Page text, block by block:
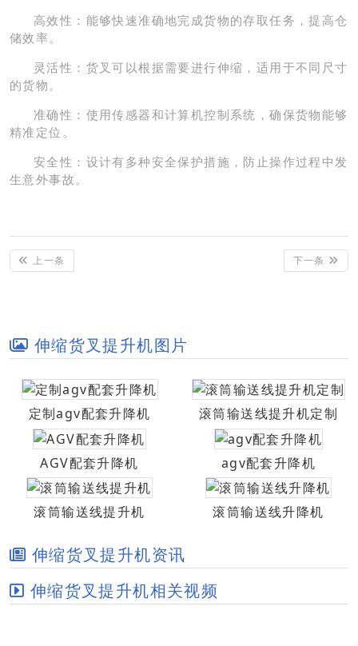
高效性：能够快速准确地完成货物的存取任务，提高仓
储效率。
灵活性：货叉可以根据需要进行伸缩，适用于不同尺寸
的货物。
准确性：使用传感器和计算机控制系统，确保货物能够
精准定位。
安全性：设计有多种安全保护措施，防止操作过程中发
生意外事故。
上一条 下一条
伸缩货叉提升机图片
定制agv配套升降机 滚筒输送线提升机定制
AGV配套升降机 agv配套升降机
滚筒输送线提升机 滚筒输送线升降机
伸缩货叉提升机资讯
伸缩货叉提升机相关视频